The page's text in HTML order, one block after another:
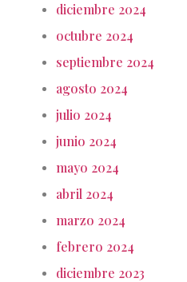
diciembre 2024
octubre 2024
septiembre 2024
agosto 2024
julio 2024
junio 2024
mayo 2024
abril 2024
marzo 2024
febrero 2024
diciembre 2023